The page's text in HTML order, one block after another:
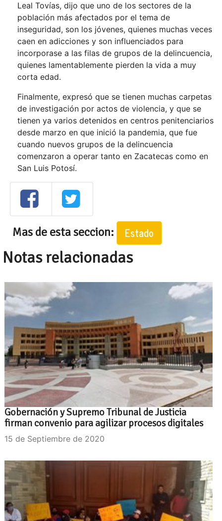
Leal Tovías, dijo que uno de los sectores de la
población más afectados por el tema de
inseguridad, son los jóvenes, quienes muchas veces
caen en adicciones y son influenciados para
incorporase a las filas de grupos de la delincuencia,
quienes lamentablemente pierden la vida a muy
corta edad.
Finalmente, expresó que se tienen muchas carpetas
de investigación por actos de violencia, y que se
tienen ya varios detenidos en centros penitenciarios
desde marzo en que inició la pandemia, que fue
cuando nuevos grupos de la delincuencia
comenzaron a operar tanto en Zacatecas como en
San Luis Potosí.
Mas de esta seccion: Estado
Notas relacionadas
Gobernación y Supremo Tribunal de Justicia
firman convenio para agilizar procesos digitales
15 de Septiembre de 2020